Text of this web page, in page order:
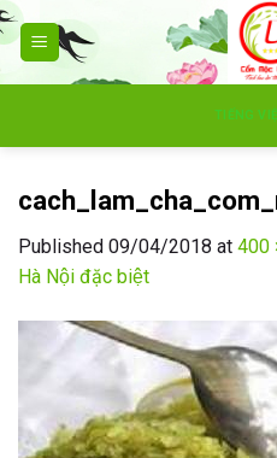
Skip
to
TIẾNG
Published 09/04/2018 at 400
Hà Nội đặc biệt